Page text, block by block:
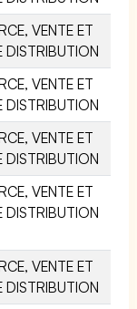
VENTE ET
DISTRIBUTION
VENTE ET
DISTRIBUTION
VENTE ET
DISTRIBUTION
VENTE ET
DISTRIBUTION
VENTE ET
DISTRIBUTION